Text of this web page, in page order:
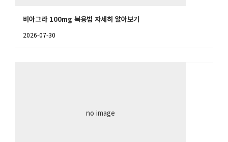
비아그라 100mg 복용법 자세히 알아보기
2026-07-30
no image